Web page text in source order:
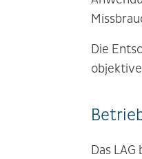
Die
Das